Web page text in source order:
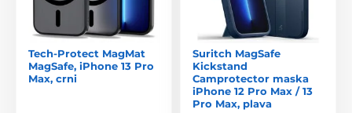
Tech-Protect MagMat
MagSafe, iPhone 13 Pro
Max, crni
Suritch MagSafe
Kickstand
Camprotector maska
iPhone 12 Pro Max / 13
Pro Max, plava